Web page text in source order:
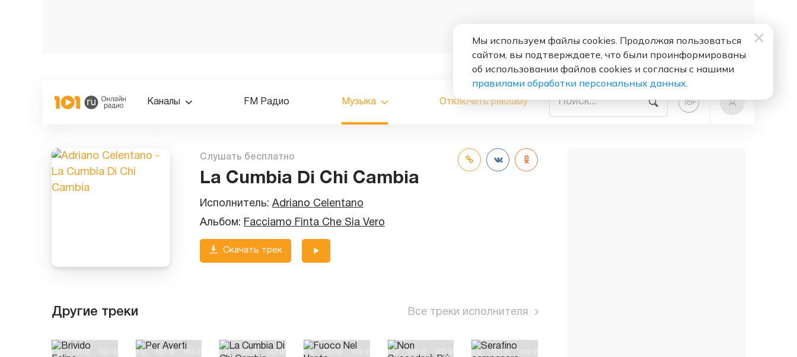
Каналы FM Радио Музыка Отключить рекламу 18+
Слушать бесплатно
La Cumbia Di Chi Cambia
Исполнитель: Adriano Celentano
Альбом: Facciamo Finta Che Sia Vero
Скачать трек
Другие треки Все треки исполнителя
Мы используем файлы cookies. Продолжая пользоваться
сайтом, вы подтверждаете, что были проинформированы
об использовании файлов cookies и согласны с нашими
правилами обработки персональных данных.